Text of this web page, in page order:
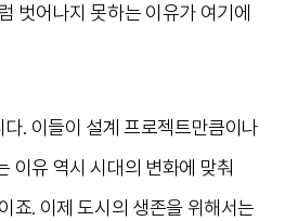
벗어나지 못하는 이유가 여기에
. 이들이 설계 프로젝트만큼이나
이유 역시 시대의 변화에 맞춰
죠. 이제 도시의 생존을 위해서는